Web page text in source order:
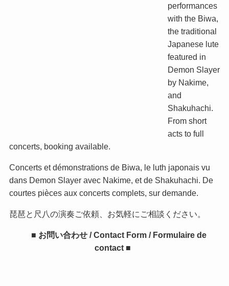
performances
with the Biwa,
the traditional
Japanese lute
featured in
Demon Slayer
by Nakime,
and
Shakuhachi.
From short
acts to full
concerts, booking available.
Concerts et démonstrations de Biwa, le luth japonais vu
dans Demon Slayer avec Nakime, et de Shakuhachi. De
courtes pièces aux concerts complets, sur demande.
琵琶と尺八の演奏ご依頼、お気軽にご相談ください。
■ お問い合わせ / Contact Form / Formulaire de
contact ■